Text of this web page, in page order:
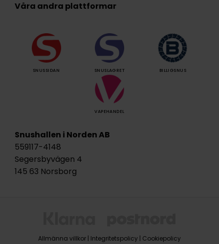
Våra andra plattformar
SNUSSIDAN SNUSLAGRET BILLIGSNUS
VAPEHANDEL
Snushallen i Norden AB
559117-4148
Segersbyvägen 4
145 63 Norsborg
Allmänna villkor | Integritetspolicy | Cookiepolicy